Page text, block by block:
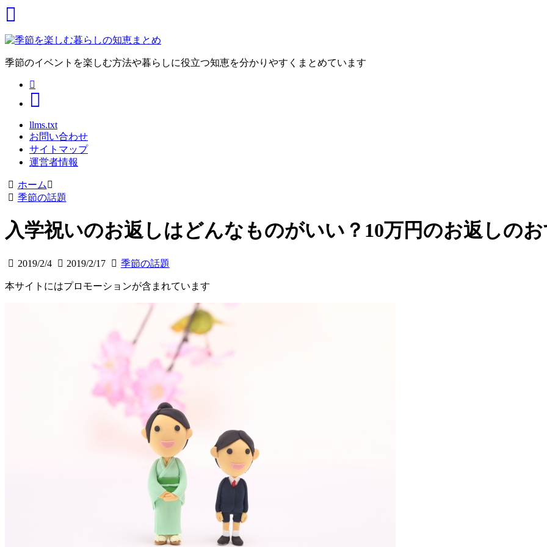
季節のイベントを楽しむ方法や暮らしに役立つ知恵を分かりやすくまとめています
llms.txt
お問い合わせ
サイトマップ
運営者情報
ホーム
季節の話題
入学祝いのお返しはどんなものがいい？10万円のお返しの
2019/2/4 2019/2/17 季節の話題
本サイトにはプロモーションが含まれています